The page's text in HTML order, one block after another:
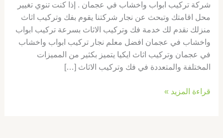
شركة تركيب ابواب واخشاب في عجمان . إذا كنت تنوي تغيير
محل اقامتك وتبحث عن نجار شركتنا يقوم بفك وتركيب اثاث
منزلك نقدم لك خدمة فك وتركيب الاثاث بسرعة تركيب ابواب
واخشاب في عجمان افضل معلم نجار تركيب ابواب واخشاب
في عجمان وتركيب اثاث ايكيا يتميز بكثير من المميزات
المختلفة والمتعددة في فك وتركيب الاثاث […]
قراءة المزيد »